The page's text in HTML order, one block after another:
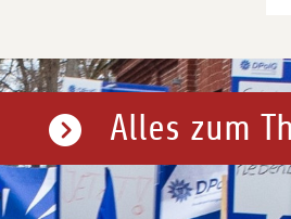
Alles zum